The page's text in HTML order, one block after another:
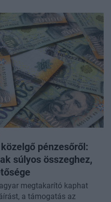
vázolt fel az
A kamara elemzése
bevezetett kata korábbi
katás számlázásától
számlázásig –, amelyek a
okoztak. Az MKIK
indokolt volt, de túl
mikrovállalkozót is
a legfontosabb kérdés most
lehet megelőzni a
az is kiderült,
a Pénzügyminisztérium
pénzesőről:
súlyos összeghez,
megtakarító kaphat
a támogatás az